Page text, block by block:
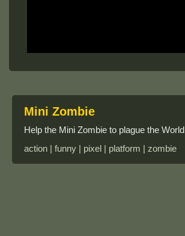
Mini Zombie
Help the Mini Zombie to plague the World
action | funny | pixel | platform | zombie